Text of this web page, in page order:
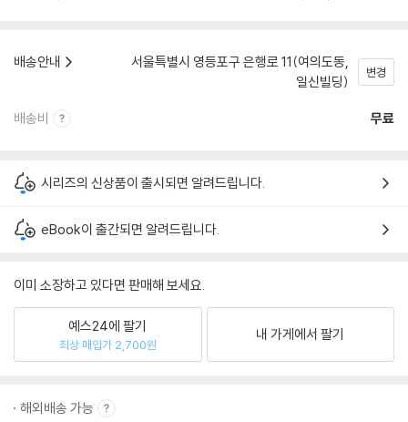
배송안내
서울특별시 영등포구 은행로 11(여의도동,
일신빌딩)
변경
배송비 무료
시리즈의 신상품이 출시되면 알려드립니다.
eBook이 출간되면 알려드립니다.
이미 소장하고 있다면 판매해 보세요.
예스24에 팔기
최상 매입가 2,700원
내 가게에서 팔기
해외배송 가능